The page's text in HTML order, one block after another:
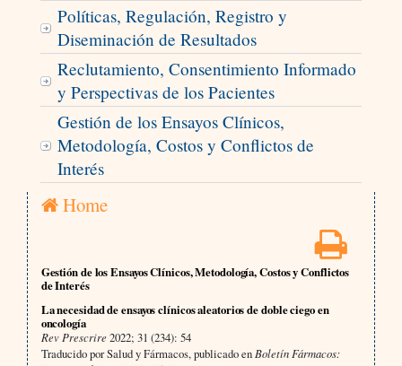
Políticas, Regulación, Registro y
Diseminación de Resultados
Reclutamiento, Consentimiento Informado
y Perspectivas de los Pacientes
Gestión de los Ensayos Clínicos,
Metodología, Costos y Conflictos de
Interés
Home
Gestión de los Ensayos Clínicos, Metodología, Costos y Conflictos
de Interés
La necesidad de ensayos clínicos aleatorios de doble ciego en
oncología
Rev Prescrire2022; 31 (234): 54
Traducido por Salud y Fármacos, publicado en Boletín Fármacos: